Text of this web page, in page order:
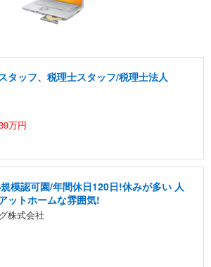
タッフ、税理士スタッフ/税理士法人
万円
模認可園/年間休日120日!休みが多い 人
ットホームな雰囲気!
株式会社